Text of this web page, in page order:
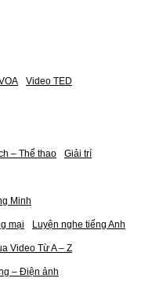
Video TED
– Thể thao Giải trí
Minh
mại Luyện nghe tiếng Anh
Video Từ A – Z
– Điện ảnh